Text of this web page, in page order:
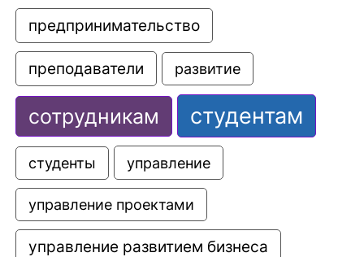
предпринимательство
преподаватели развитие
сотрудникам студентам
студенты управление
управление проектами
управление развитием бизнеса